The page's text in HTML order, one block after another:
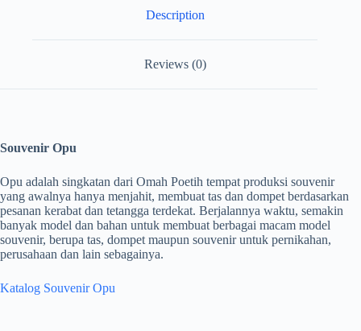
Description
Reviews (0)
Souvenir Opu
Opu adalah singkatan dari Omah Poetih tempat produksi souvenir
yang awalnya hanya menjahit, membuat tas dan dompet berdasarkan
pesanan kerabat dan tetangga terdekat. Berjalannya waktu, semakin
banyak model dan bahan untuk membuat berbagai macam model
souvenir, berupa tas, dompet maupun souvenir untuk pernikahan,
perusahaan dan lain sebagainya.
Katalog Souvenir Opu